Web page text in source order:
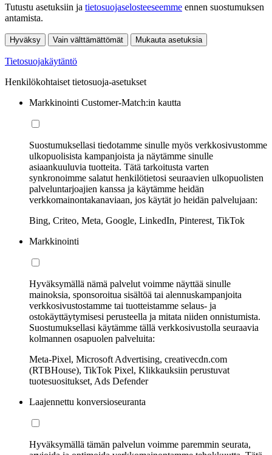
Tutustu asetuksiin ja tietosuojaselosteeseemme ennen suostumuksen
antamista.
Hyväksy Vain välttämättömät Mukauta asetuksia
Tietosuojakäytäntö
Henkilökohtaiset tietosuoja-asetukset
Markkinointi Customer-Match:in kautta
Suostumuksellasi tiedotamme sinulle myös verkkosivustomme
ulkopuolisista kampanjoista ja näytämme sinulle
asiaankuuluvia tuotteita. Tätä tarkoitusta varten
synkronoimme salatut henkilötietosi seuraavien ulkopuolisten
palveluntarjoajien kanssa ja käytämme heidän
verkkomainontakanaviaan, jos käytät jo heidän palvelujaan:
Bing, Criteo, Meta, Google, LinkedIn, Pinterest, TikTok
Markkinointi
Hyväksymällä nämä palvelut voimme näyttää sinulle
mainoksia, sponsoroitua sisältöä tai alennuskampanjoita
verkkosivustostamme tai tuotteistamme selaus- ja
ostokäyttäytymisesi perusteella ja mitata niiden onnistumista.
Suostumuksellasi käytämme tällä verkkosivustolla seuraavia
kolmannen osapuolen palveluita:
Meta-Pixel, Microsoft Advertising, creativecdn.com
(RTBHouse), TikTok Pixel, Klikkauksiin perustuvat
tuotesuositukset, Ads Defender
Laajennettu konversioseuranta
Hyväksymällä tämän palvelun voimme paremmin seurata,